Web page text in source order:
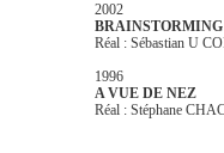
2002
Réal : Sébastian U
1996
A VUE DE NEZ
Réal : Stéphane